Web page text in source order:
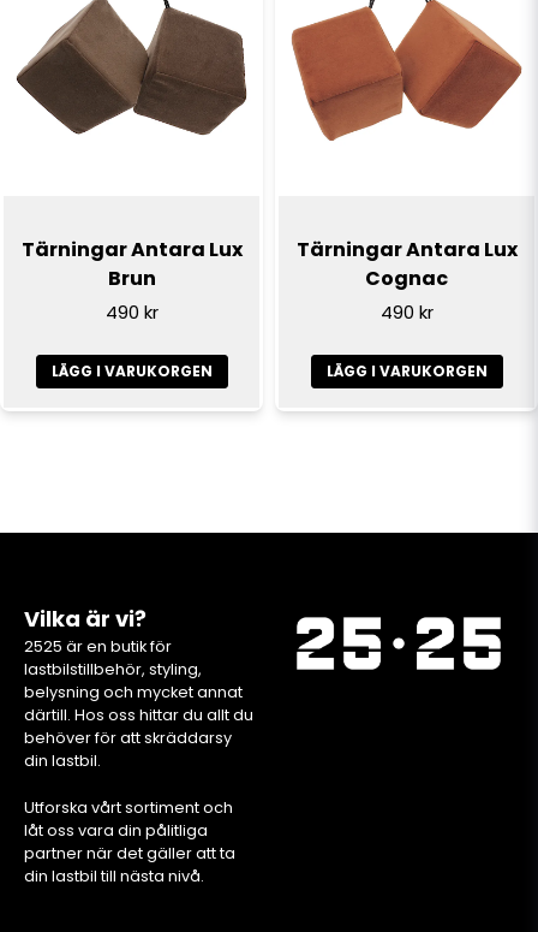
Tärningar Antara Lux
Brun
490 kr
LÄGG I VARUKORGEN
Tärningar Antara Lux
Cognac
490 kr
LÄGG I VARUKORGEN
Vilka är vi?
2525 är en butik för
lastbilstillbehör, styling,
belysning och mycket annat
därtill. Hos oss hittar du allt du
behöver för att skräddarsy
din lastbil.
Utforska vårt sortiment och
låt oss vara din pålitliga
partner när det gäller att ta
din lastbil till nästa nivå.